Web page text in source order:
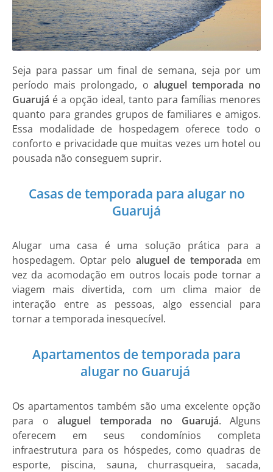
Seja para passar um final de semana, seja por um
período mais prolongado, o aluguel temporada no
Guarujá é a opção ideal, tanto para famílias menores
quanto para grandes grupos de familiares e amigos.
Essa modalidade de hospedagem oferece todo o
conforto e privacidade que muitas vezes um hotel ou
pousada não conseguem suprir.
Casas de temporada para alugar no
Guarujá
Alugar uma casa é uma solução prática para a
hospedagem. Optar pelo aluguel de temporada em
vez da acomodação em outros locais pode tornar a
viagem mais divertida, com um clima maior de
interação entre as pessoas, algo essencial para
tornar a temporada inesquecível.
Apartamentos de temporada para
alugar no Guarujá
Os apartamentos também são uma excelente opção
para o aluguel temporada no Guarujá. Alguns
oferecem em seus condomínios completa
infraestrutura para os hóspedes, como quadras de
esporte, piscina, sauna, churrasqueira, sacada,